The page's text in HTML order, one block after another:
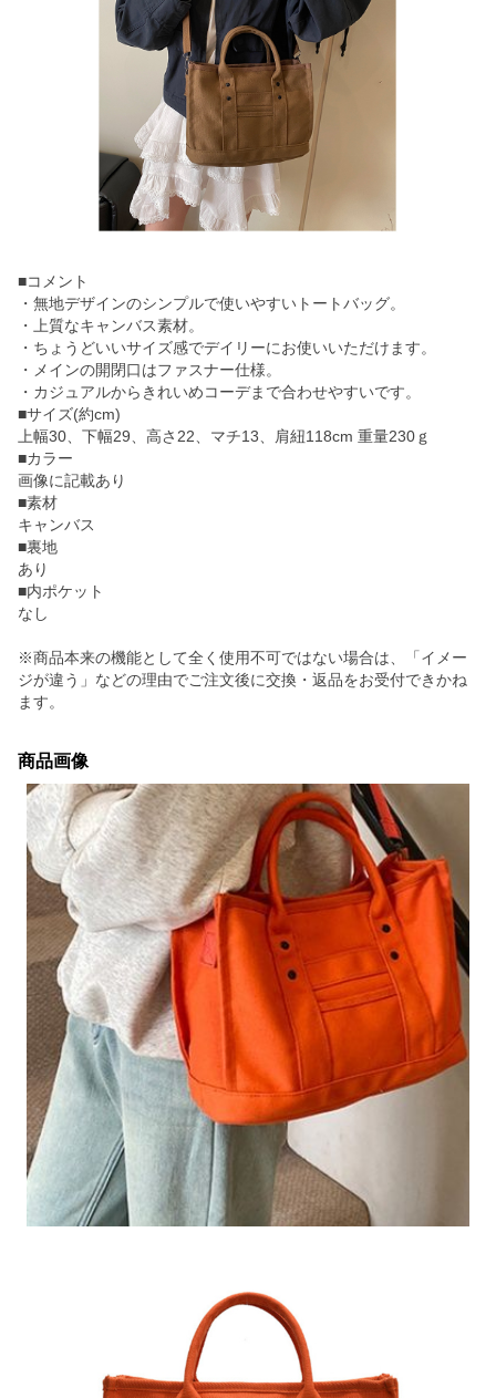
■コメント
・無地デザインのシンプルで使いやすいトートバッグ。
・上質なキャンバス素材。
・ちょうどいいサイズ感でデイリーにお使いいただけます。
・メインの開閉口はファスナー仕様。
・カジュアルからきれいめコーデまで合わせやすいです。
■サイズ(約cm)
上幅30、下幅29、高さ22、マチ13、肩紐118cm 重量230ｇ
■カラー
画像に記載あり
■素材
キャンバス
■裏地
あり
■内ポケット
なし
※商品本来の機能として全く使用不可ではない場合は、「イメー
ジが違う」などの理由でご注文後に交換・返品をお受付できかね
ます。
商品画像